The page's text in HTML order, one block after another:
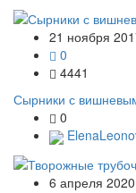
21 ноября
0
4441
Сырники с
0
6 апреля